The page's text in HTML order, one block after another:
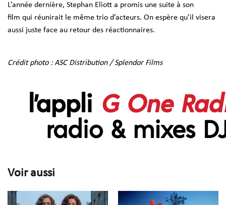
L’année dernière, Stephan Eliott a promis une suite à son
film qui réunirait le même trio d’acteurs. On espère qu’il visera
aussi juste face au retour des réactionnaires.
Crédit photo : ASC Distribution / Splendor Films
Voir aussi